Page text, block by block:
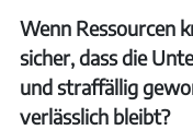
Wenn Ressourcen
sicher, dass die
und straffällig
verlässlich bleibt?